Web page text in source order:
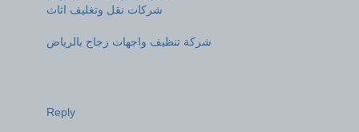
شركات نقل وتغليف اثاث
شركة تنظيف واجهات زجاج بالرياض
Reply